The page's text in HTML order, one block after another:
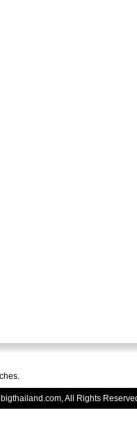
All Rights